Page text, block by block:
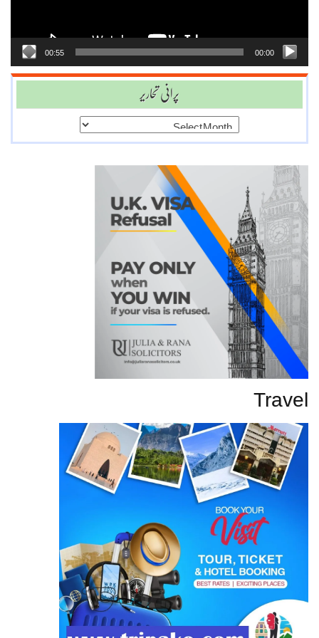
00:00
00:55
پرانی تحاریر
Travel